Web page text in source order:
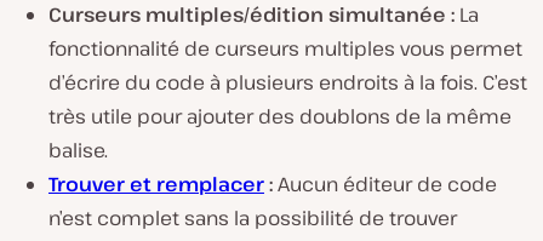
Curseurs multiples/édition simultanée : La
fonctionnalité de curseurs multiples vous permet
d’écrire du code à plusieurs endroits à la fois. C’est
très utile pour ajouter des doublons de la même
balise.
Trouver et remplacer:Aucun éditeur de code
n’est complet sans la possibilité de trouver